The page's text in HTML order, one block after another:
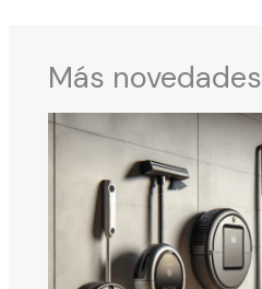
Más novedades